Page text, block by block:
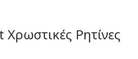
Ρητίνες